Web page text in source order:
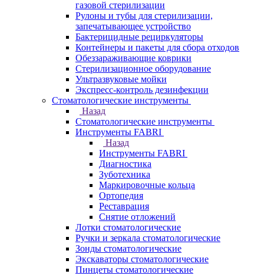
газовой стерилизации
Рулоны и тубы для стерилизации,
запечатывающее устройство
Бактерицидные рециркуляторы
Контейнеры и пакеты для сбора отходов
Обеззараживающие коврики
Стерилизационное оборудование
Ультразвуковые мойки
Экспресс-контроль дезинфекции
Стоматологические инструменты
Назад
Стоматологические инструменты
Инструменты FABRI
Назад
Инструменты FABRI
Диагностика
Зуботехника
Маркировочные кольца
Ортопедия
Реставрация
Снятие отложений
Лотки стоматологические
Ручки и зеркала стоматологические
Зонды стоматологические
Экскаваторы стоматологические
Пинцеты стоматологические